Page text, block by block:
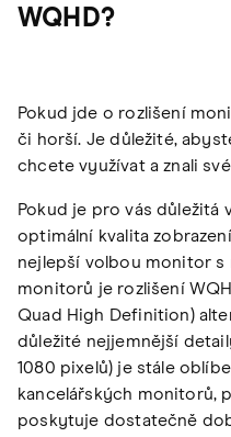
WQHD?
Pokud jde o rozlišení
či horší. Je důležité,
chcete využívat a znali
Pokud je pro vás důležitá
optimální kvalita
nejlepší volbou monitor s
monitorů je rozlišení
Quad High Definition)
důležité nejjemnější
1080 pixelů) je stále
kancelářských monitorů,
poskytuje dostatečně